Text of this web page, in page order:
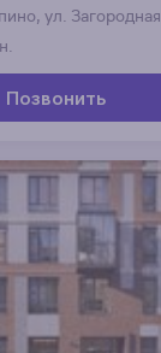
ул. Загородная
Позвонить